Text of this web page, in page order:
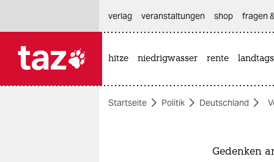
themen
verlag
veranstaltungen shop fragen
hitze niedrigwasser rente
Startseite Politik Deutschland
Gedenken